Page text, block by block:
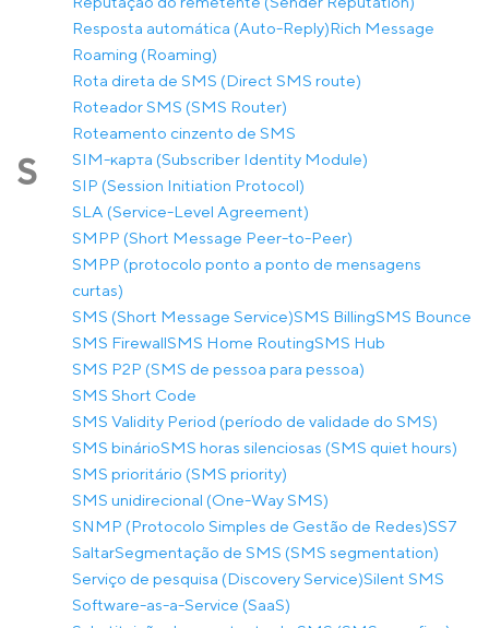
Resposta automática (Auto-Reply)Rich Message
Roaming (Roaming)
Rota direta de SMS (Direct SMS route)
Roteador SMS (SMS Router)
Roteamento cinzento de SMS
S
SIM-карта (Subscriber Identity Module)
SIP (Session Initiation Protocol)
SLA (Service-Level Agreement)
SMPP (Short Message Peer-to-Peer)
SMPP (protocolo ponto a ponto de mensagens
curtas)
SMS (Short Message Service)SMS BillingSMS Bounce
SMS FirewallSMS Home RoutingSMS Hub
SMS P2P (SMS de pessoa para pessoa)
SMS Short Code
SMS Validity Period (período de validade do SMS)
SMS binárioSMS horas silenciosas (SMS quiet hours)
SMS prioritário (SMS priority)
SMS unidirecional (One-Way SMS)
SNMP (Protocolo Simples de Gestão de Redes)SS7
SaltarSegmentação de SMS (SMS segmentation)
Serviço de pesquisa (Discovery Service)Silent SMS
Software-as-a-Service (SaaS)